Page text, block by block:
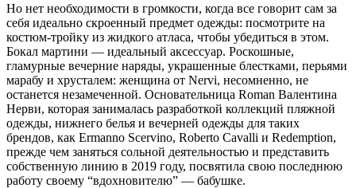
Но нет необходимости в громкости, когда все говорит сам за
себя идеально скроенный предмет одежды: посмотрите на
костюм-тройку из жидкого атласа, чтобы убедиться в этом.
Бокал мартини — идеальный аксессуар. Роскошные,
гламурные вечерние наряды, украшенные блестками, перьями
марабу и хрусталем: женщина от Nervi, несомненно, не
останется незамеченной. Основательница Roman Валентина
Нерви, которая занималась разработкой коллекций пляжной
одежды, нижнего белья и вечерней одежды для таких
брендов, как Ermanno Scervino, Roberto Cavalli и Redemption,
прежде чем заняться сольной деятельностью и представить
собственную линию в 2019 году, посвятила свою последнюю
работу своему “вдохновителю” — бабушке.